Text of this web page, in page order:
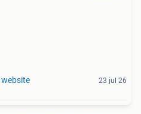
website 23 jul 26